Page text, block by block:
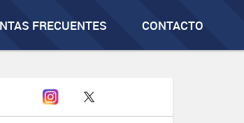
FRECUENTES CONTACTO